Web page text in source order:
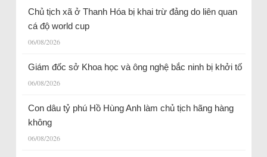
Chủ tịch xã ở Thanh Hóa bị khai trừ đảng do liên quan
cá độ world cup
06/08/2026
Giám đốc sở Khoa học và ông nghệ bắc ninh bị khởi tố
06/08/2026
Con dâu tỷ phú Hồ Hùng Anh làm chủ tịch hãng hàng
không
06/08/2026